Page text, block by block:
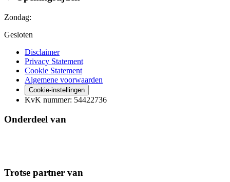
Zondag:
Gesloten
Disclaimer
Privacy Statement
Cookie Statement
Algemene voorwaarden
Cookie-instellingen
KvK nummer: 54422736
Onderdeel van
Trotse partner van